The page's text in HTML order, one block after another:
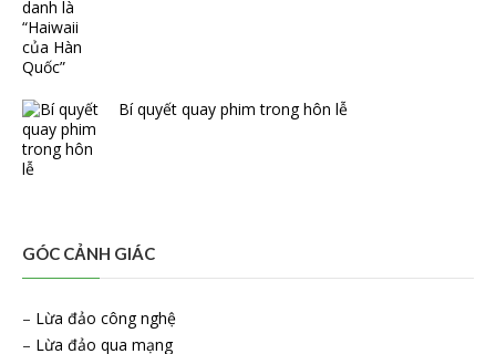
Bí quyết quay phim trong hôn lễ
GÓC CẢNH GIÁC
– Lừa đảo công nghệ
– Lừa đảo qua mạng